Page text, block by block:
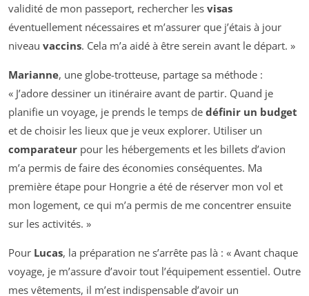
validité de mon passeport, rechercher les visas
éventuellement nécessaires et m’assurer que j’étais à jour
niveau vaccins. Cela m’a aidé à être serein avant le départ. »
Marianne, une globe-trotteuse, partage sa méthode :
« J’adore dessiner un itinéraire avant de partir. Quand je
planifie un voyage, je prends le temps de définir un budget
et de choisir les lieux que je veux explorer. Utiliser un
comparateur pour les hébergements et les billets d’avion
m’a permis de faire des économies conséquentes. Ma
première étape pour Hongrie a été de réserver mon vol et
mon logement, ce qui m’a permis de me concentrer ensuite
sur les activités. »
Pour Lucas, la préparation ne s’arrête pas là : « Avant chaque
voyage, je m’assure d’avoir tout l’équipement essentiel. Outre
mes vêtements, il m’est indispensable d’avoir un